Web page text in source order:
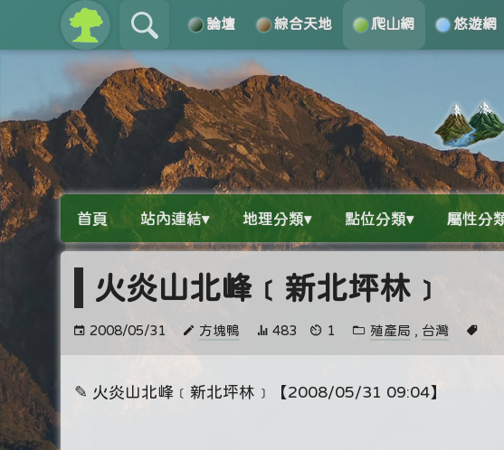
論壇 綜合天地 爬山網 悠遊網
關於 導覽
首頁 站內連結▾ 地理分類▾ 點位分類▾ 屬性分
火炎山北峰﹝新北坪林﹞
2008/05/31 方塊鴨 483 1 殖產局 , 台灣
✎ 火炎山北峰﹝新北坪林﹞【2008/05/31 09:04】